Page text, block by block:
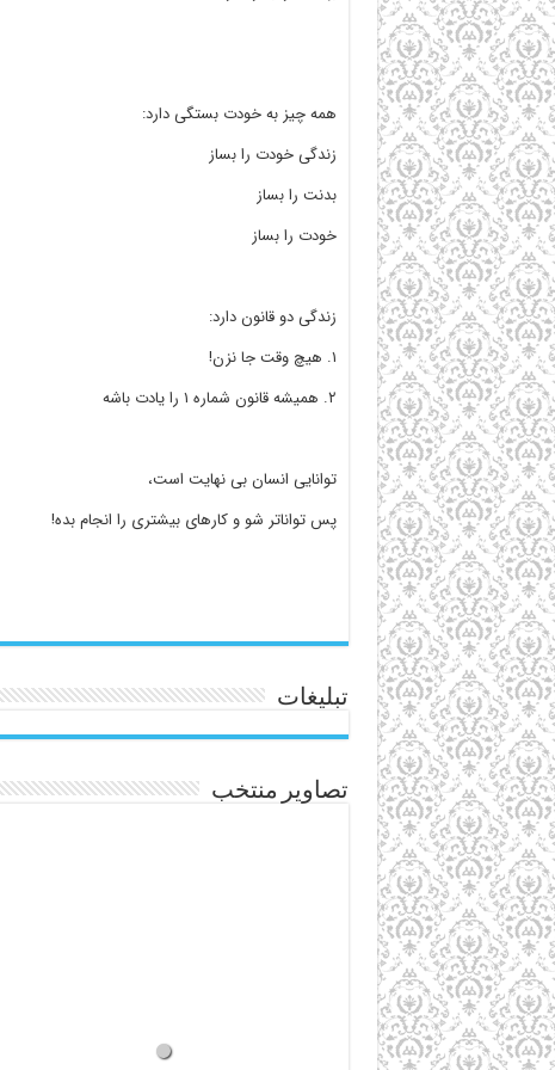
همه چیز به خودت بستگی دارد:
زندگی خودت را بساز
بدنت را بساز
خودت را بساز
زندگی دو قانون دارد:
۱. هیچ وقت جا نزن!
۲. همیشه قانون شماره ۱ را یادت باشه
توانایی انسان بی نهایت است،
پس تواناتر شو و کارهای بیشتری را انجام بده!
تبلیغات
تصاویر منتخب